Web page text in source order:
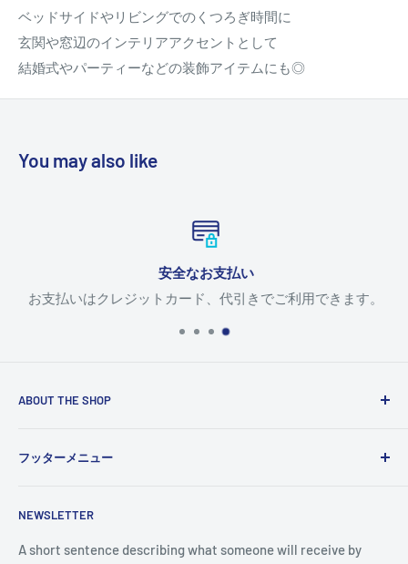
ベッドサイドやリビングでのくつろぎ時間に
玄関や窓辺のインテリアアクセントとして
結婚式やパーティーなどの装飾アイテムにも◎
You may also like
安全なお支払い
お支払いはクレジットカード、代引きでご利用できます。
ABOUT THE SHOP
and vision. You can change it in the theme settings.
フッターメニュー
NEWSLETTER
A short sentence describing what someone will receive by